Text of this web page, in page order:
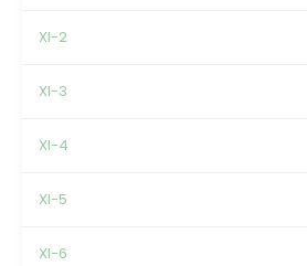
XI-2
XI-3
XI-4
XI-5
XI-6